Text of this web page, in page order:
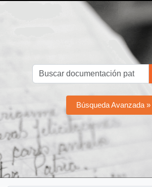
Búsqueda Avanzada »